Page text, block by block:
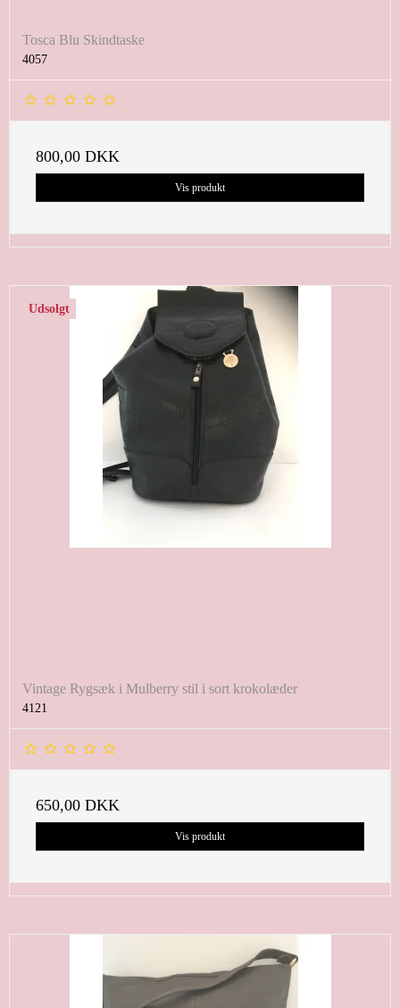
Tosca Blu Skindtaske
4057
800,00 DKK
Vis produkt
Udsolgt
Vintage Rygsæk i Mulberry stil i sort krokolæder
4121
650,00 DKK
Vis produkt